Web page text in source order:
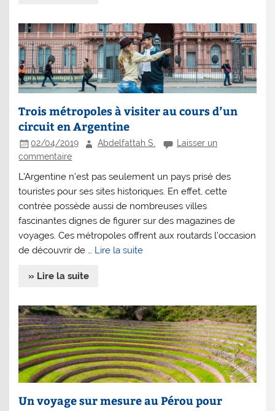
Trois métropoles à visiter au cours d’un
circuit en Argentine
02/04/2019 Abdelfattah S.
Laisser un
commentaire
L’Argentine n’est pas seulement un pays prisé des
touristes pour ses sites historiques. En effet, cette
contrée possède aussi de nombreuses villes
fascinantes dignes de figurer sur des magazines de
voyages. Ces métropoles offrent aux routards l’occasion
de découvrir de … Lire la suite
» Lire la suite
Un voyage sur mesure au Pérou pour